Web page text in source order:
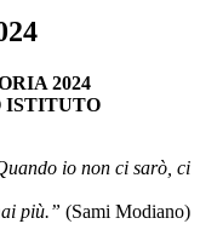
2024
ISTITUTO
io non ci sarò, ci
più.” (Sami Modiano)